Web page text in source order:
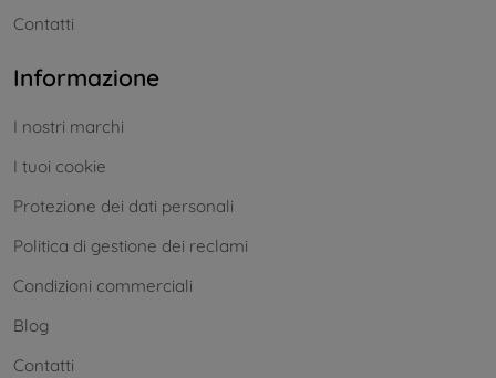
Contatti
Informazione
I nostri marchi
I tuoi cookie
Protezione dei dati personali
Politica di gestione dei reclami
Condizioni commerciali
Blog
Contatti